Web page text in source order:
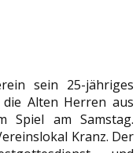
sein 25-jähriges
die Alten Herren aus
Spiel am Samstag.
Kranz. Der